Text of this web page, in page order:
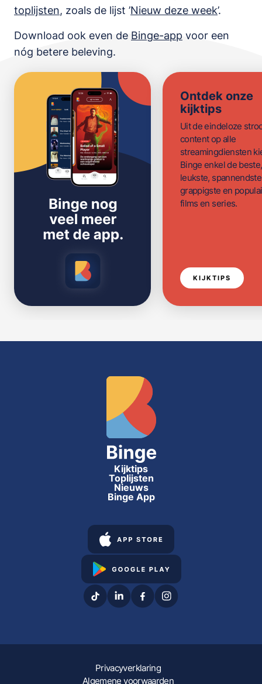
toplijsten, zoals de lijst ’Nieuw deze week’.
Download ook even de Binge-app voor een
nóg betere beleving.
Ontdek onze
kijktips
Uit de eindeloze
content op alle
streamingdiensten
Binge enkel de beste,
leukste,
grappigste en
films en series.
KIJKTIPS
Kijktips
Toplijsten
Nieuws
Binge App
Privacyverklaring
Algemene voorwaarden